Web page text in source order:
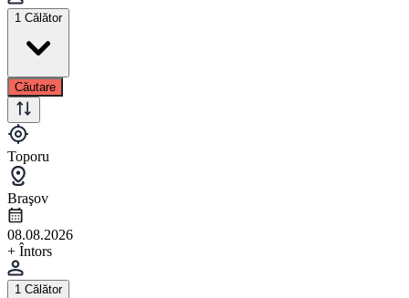
1 Călător
Căutare
Toporu
Braşov
08.08.2026
+ Întors
1 Călător